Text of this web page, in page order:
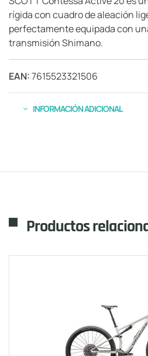
rígida con cuadro de aleación
perfectamente equipada con
transmisión Shimano.
EAN:7615523321506
INFORMACIÓN ADICIONAL
Productos